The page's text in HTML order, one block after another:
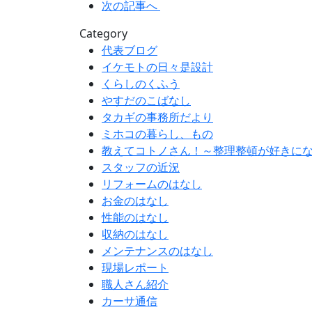
次の記事へ
Category
代表ブログ
イケモトの日々是設計
くらしのくふう
やすだのこばなし
タカギの事務所だより
ミホコの暮らし、もの
教えてコトノさん！～整理整頓が好きに
スタッフの近況
リフォームのはなし
お金のはなし
性能のはなし
収納のはなし
メンテナンスのはなし
現場レポート
職人さん紹介
カーサ通信